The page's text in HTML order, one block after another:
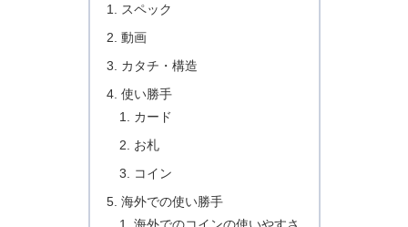
スペック
動画
カタチ・構造
使い勝手
カード
お札
コイン
海外での使い勝手
海外でのコインの使いやすさ